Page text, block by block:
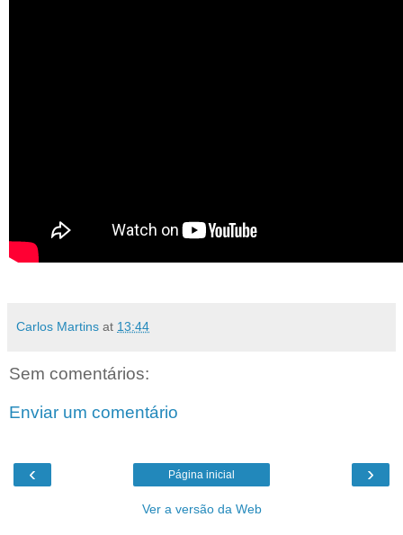
Carlos Martins at 13:44
Sem comentários:
Enviar um comentário
‹ ›
Página inicial
Ver a versão da Web